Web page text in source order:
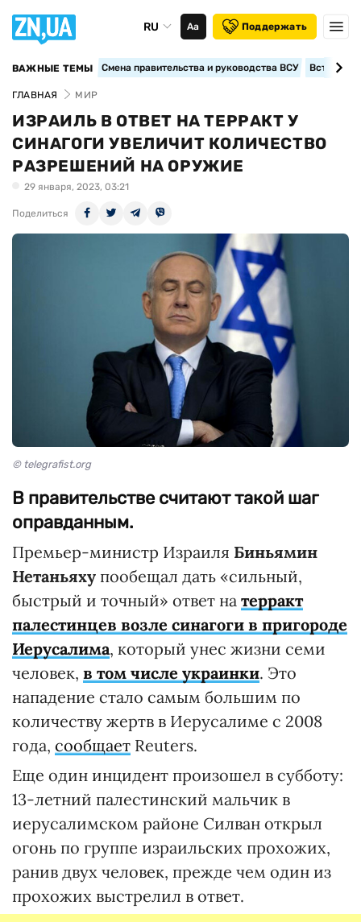
RU Аа Поддержать
ВАЖНЫЕ ТЕМЫ Смена правительства и руководства ВСУ
ГЛАВНАЯ МИР
ИЗРАИЛЬ В ОТВЕТ НА ТЕРРАКТ У
СИНАГОГИ УВЕЛИЧИТ КОЛИЧЕСТВО
РАЗРЕШЕНИЙ НА ОРУЖИЕ
29 января, 2023, 03:21
Поделиться
© telegrafist.org
В правительстве считают такой шаг
оправданным.
Премьер-министр Израиля Биньямин
Нетаньяху пообещал дать «сильный,
быстрый и точный» ответ на терракт
палестинцев возле синагоги в пригороде
Иерусалима, который унес жизни семи
человек, в том числе украинки. Это
нападение стало самым большим по
количеству жертв в Иерусалиме с 2008
года, сообщает Reuters.
Еще один инцидент произошел в субботу:
13-летний палестинский мальчик в
иерусалимском районе Силван открыл
огонь по группе израильских прохожих,
ранив двух человек, прежде чем один из
прохожих выстрелил в ответ.